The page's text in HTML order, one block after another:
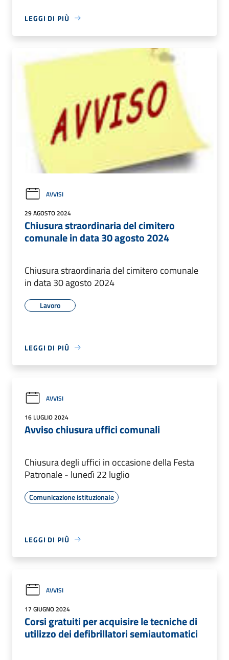
LEGGI DI PIÙ
AVVISI
29 AGOSTO 2024
Chiusura straordinaria del cimitero
comunale in data 30 agosto 2024
Chiusura straordinaria del cimitero comunale
in data 30 agosto 2024
Lavoro
LEGGI DI PIÙ
AVVISI
16 LUGLIO 2024
Avviso chiusura uffici comunali
Chiusura degli uffici in occasione della Festa
Patronale - lunedì 22 luglio
Comunicazione istituzionale
LEGGI DI PIÙ
AVVISI
17 GIUGNO 2024
Corsi gratuiti per acquisire le tecniche di
utilizzo dei defibrillatori semiautomatici